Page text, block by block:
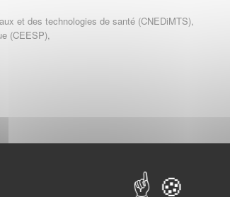
et des technologies de santé (CNEDiMTS),
(CEESP),